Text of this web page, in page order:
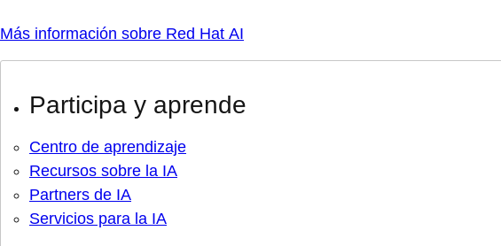
Más información sobre Red Hat AI
Participa y aprende
Centro de aprendizaje
Recursos sobre la IA
Partners de IA
Servicios para la IA